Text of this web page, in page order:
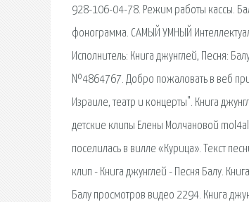
928-106-04-78. Режим работы кассы.
фонограмма. САМЫЙ УМНЫЙ
Исполнитель: Книга джунглей, Песня:
№4864767. Добро пожаловать в веб
Израиле, театр и концерты". Книга
детские клипы Елены Молчановой
поселилась в вилле «Курица». Текст
клип - Книга джунглей - Песня Балу.
Балу просмотров видео 2294. Книга